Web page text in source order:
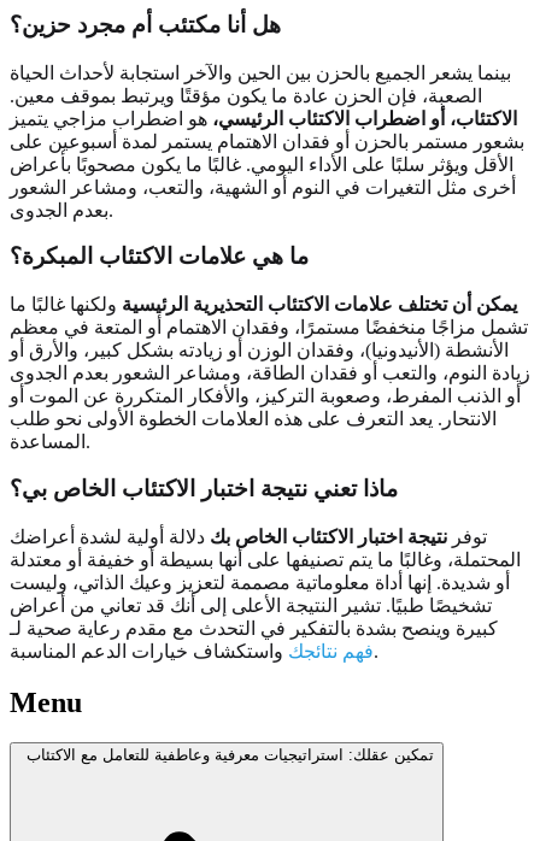
هل أنا مكتئب أم مجرد حزين؟
بينما يشعر الجميع بالحزن بين الحين والآخر استجابة لأحداث الحياة
الصعبة، فإن الحزن عادة ما يكون مؤقتًا ويرتبط بموقف معين.
الاكتئاب، أو اضطراب الاكتئاب الرئيسي، هو اضطراب مزاجي يتميز
بشعور مستمر بالحزن أو فقدان الاهتمام يستمر لمدة أسبوعين على
الأقل ويؤثر سلبًا على الأداء اليومي. غالبًا ما يكون مصحوبًا بأعراض
أخرى مثل التغيرات في النوم أو الشهية، والتعب، ومشاعر الشعور
بعدم الجدوى.
ما هي علامات الاكتئاب المبكرة؟
يمكن أن تختلف علامات الاكتئاب التحذيرية الرئيسية ولكنها غالبًا ما
تشمل مزاجًا منخفضًا مستمرًا، وفقدان الاهتمام أو المتعة في معظم
الأنشطة (الأنيدونيا)، وفقدان الوزن أو زيادته بشكل كبير، والأرق أو
زيادة النوم، والتعب أو فقدان الطاقة، ومشاعر الشعور بعدم الجدوى
أو الذنب المفرط، وصعوبة التركيز، والأفكار المتكررة عن الموت أو
الانتحار. يعد التعرف على هذه العلامات الخطوة الأولى نحو طلب
المساعدة.
ماذا تعني نتيجة اختبار الاكتئاب الخاص بي؟
توفر نتيجة اختبار الاكتئاب الخاص بك دلالة أولية لشدة أعراضك
المحتملة، وغالبًا ما يتم تصنيفها على أنها بسيطة أو خفيفة أو معتدلة
أو شديدة. إنها أداة معلوماتية مصممة لتعزيز وعيك الذاتي، وليست
تشخيصًا طبيًا. تشير النتيجة الأعلى إلى أنك قد تعاني من أعراض
كبيرة وينصح بشدة بالتفكير في التحدث مع مقدم رعاية صحية لـ
فهم نتائجكواستكشاف خيارات الدعم المناسبة.
Menu
تمكين عقلك: استراتيجيات معرفية وعاطفية للتعامل مع الاكتئاب